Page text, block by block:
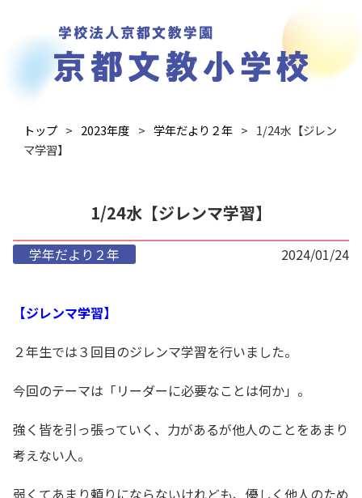
トップ 2023年度 学年だより２年
1/24水【ジレン
マ学習】
1/24水【ジレンマ学習】
学年だより２年 2024/01/24
【ジレンマ学習】
２年生では３回目のジレンマ学習を行いました。
今回のテーマは「リーダーに必要なことは何か」。
強く皆を引っ張っていく、力があるが他人のことをあまり
考えない人。
弱くてあまり頼りにならないけれども、優しく他人のため